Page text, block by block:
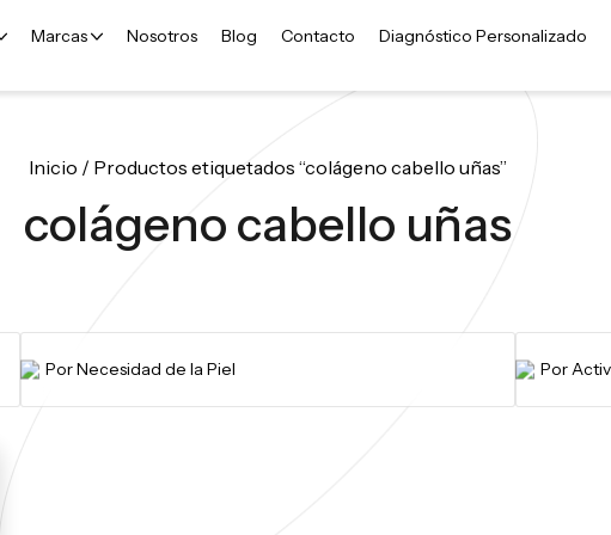
Marcas Nosotros Blog Contacto Diagnóstico Personalizado
Inicio / Productos etiquetados “colágeno cabello uñas”
colágeno cabello uñas